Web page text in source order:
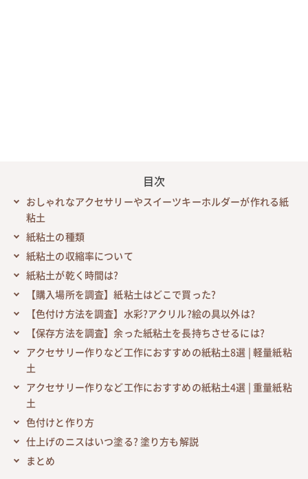
目次
おしゃれなアクセサリーやスイーツキーホルダーが作れる紙
粘土
紙粘土の種類
紙粘土の収縮率について
紙粘土が乾く時間は?
【購入場所を調査】紙粘土はどこで買った?
【色付け方法を調査】水彩?アクリル?絵の具以外は?
【保存方法を調査】余った紙粘土を長持ちさせるには?
アクセサリー作りなど工作におすすめの紙粘土8選 | 軽量紙粘
土
アクセサリー作りなど工作におすすめの紙粘土4選 | 重量紙粘
土
色付けと作り方
仕上げのニスはいつ塗る? 塗り方も解説
まとめ